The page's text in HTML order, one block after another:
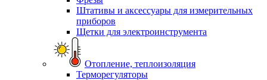
Штативы и аксессуары для измерительных
приборов
Щетки для электроинструмента
Отопление, теплоизоляция
Терморегуляторы